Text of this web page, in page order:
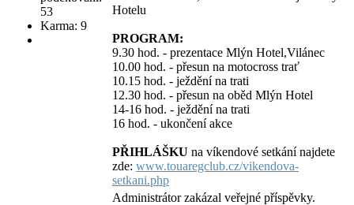
53
Karma: 9
Hotelu
PROGRAM:
9.30 hod. - prezentace Mlýn Hotel,Vilánec
10.00 hod. - přesun na motocross trať
10.15 hod. - ježdění na trati
12.30 hod. - přesun na oběd Mlýn Hotel
14-16 hod. - ježdění na trati
16 hod. - ukončení akce
PŘIHLÁŠKU na víkendové setkání najdete
zde: www.touaregclub.cz/vikendova-
setkani.php
Administrátor zakázal veřejné příspěvky.